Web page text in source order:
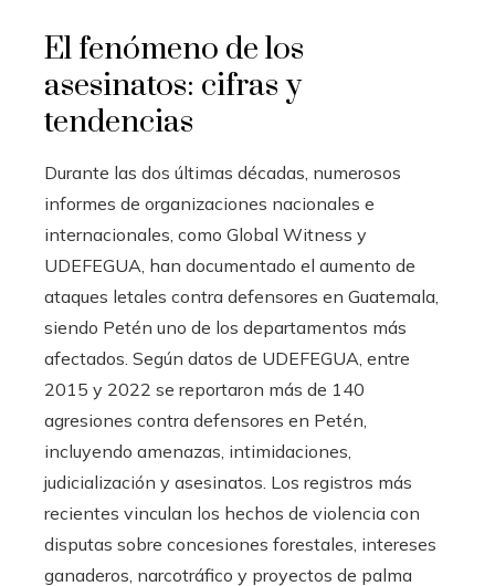
El fenómeno de los
asesinatos: cifras y
tendencias
Durante las dos últimas décadas, numerosos
informes de organizaciones nacionales e
internacionales, como Global Witness y
UDEFEGUA, han documentado el aumento de
ataques letales contra defensores en Guatemala,
siendo Petén uno de los departamentos más
afectados. Según datos de UDEFEGUA, entre
2015 y 2022 se reportaron más de 140
agresiones contra defensores en Petén,
incluyendo amenazas, intimidaciones,
judicialización y asesinatos. Los registros más
recientes vinculan los hechos de violencia con
disputas sobre concesiones forestales, intereses
ganaderos, narcotráfico y proyectos de palma